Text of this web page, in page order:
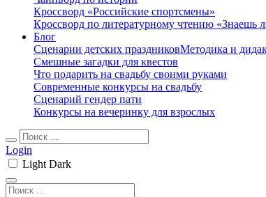
Кроссворд «Российские спортсмены»
Кроссворд по литературному чтению «Знаешь
Блог
Сценарии детских праздниковМетодика и
Смешные загадки для квестов
Что подарить на свадьбу своими руками
Современные конкурсы на свадьбу
Сценарий гендер пати
Конкурсы на вечеринку для взрослых
Login
Light Dark